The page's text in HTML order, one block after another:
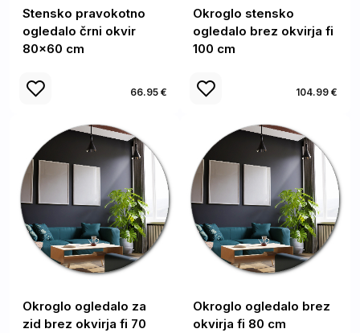
Stensko pravokotno
ogledalo črni okvir
80x60 cm
66.95 €
Okroglo stensko
ogledalo brez okvirja fi
100 cm
104.99 €
Okroglo ogledalo za
zid brez okvirja fi 70
Okroglo ogledalo brez
okvirja fi 80 cm